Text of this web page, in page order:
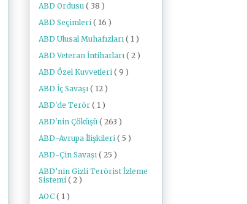
ABD Ordusu ( 38 )
ABD Seçimleri ( 16 )
ABD Ulusal Muhafızları ( 1 )
ABD Veteran İntiharları ( 2 )
ABD Özel Kuvvetleri ( 9 )
ABD İç Savaşı ( 12 )
ABD'de Terör ( 1 )
ABD'nin Çöküşü ( 263 )
ABD-Avrupa İlişkileri ( 5 )
ABD-Çin Savaşı ( 25 )
ABD’nin Gizli Terörist İzleme
Sistemi ( 2 )
AOC ( 1 )